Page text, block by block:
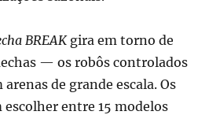
BREAKgira em torno de
— os robôs controlados
de grande escala. Os
escolher entre 15 modelos